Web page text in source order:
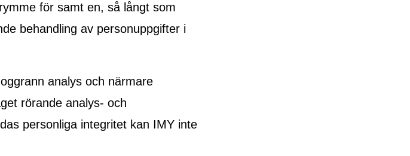
för samt en, så långt som
behandling av personuppgifter i
analys och närmare
rörande analys- och
personliga integritet kan IMY inte